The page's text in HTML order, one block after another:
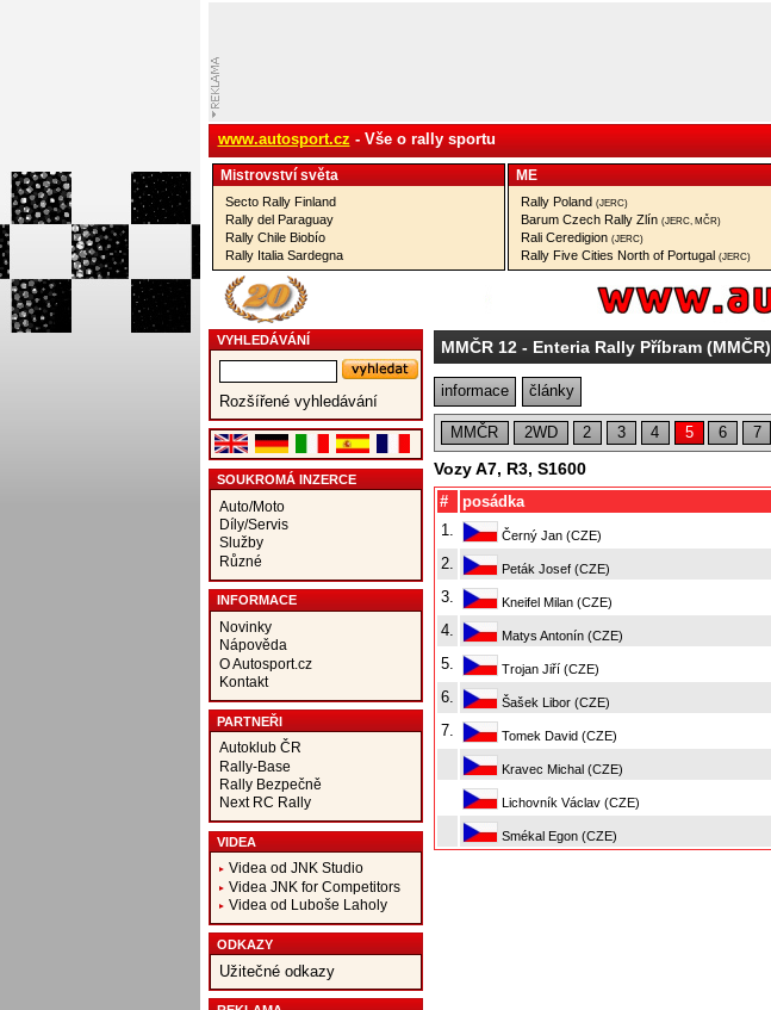
www.autosport.cz - Vše o rally sportu
Mistrovství­ světa
Secto Rally Finland
Rally del Paraguay
Rally Chile Biobío
Rally Italia Sardegna
ME
Rally Poland (JERC)
Barum Czech Rally Zlín (JERC, MČR)
Rali Ceredigion (JERC)
Rally Five Cities North of Portugal (JERC)
VYHLEDÁVÁNÍ
Rozšířené vyhledávání
SOUKROMÁ INZERCE
Auto/Moto
Díly/Servis
Služby
Různé
INFORMACE
Novinky
Nápověda
O Autosport.cz
Kontakt
PARTNEŘI
Autoklub ČR
Rally-Base
Rally Bezpečně
Next RC Rally
VIDEA
Videa od JNK Studio
Videa JNK for Competitors
Videa od Luboše Laholy
ODKAZY
Užitečné odkazy
MMČR 12- Enteria Rally Příbram (MMČR)
informace články
MMČR 2WD 2 3 4 5 6 7
Vozy A7, R3, S1600
# posádka
1.
Černý Jan (CZE)
2.
Peták Josef (CZE)
3.
Kneifel Milan (CZE)
4.
Matys Antonín (CZE)
5.
Trojan Jiří (CZE)
6.
Šašek Libor (CZE)
7.
Tomek David (CZE)
Kravec Michal (CZE)
Lichovník Václav (CZE)
Smékal Egon (CZE)